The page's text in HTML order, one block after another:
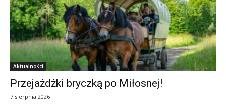
Aktualności
Przejażdżki bryczką po Miłosnej!
7 sierpnia 2026